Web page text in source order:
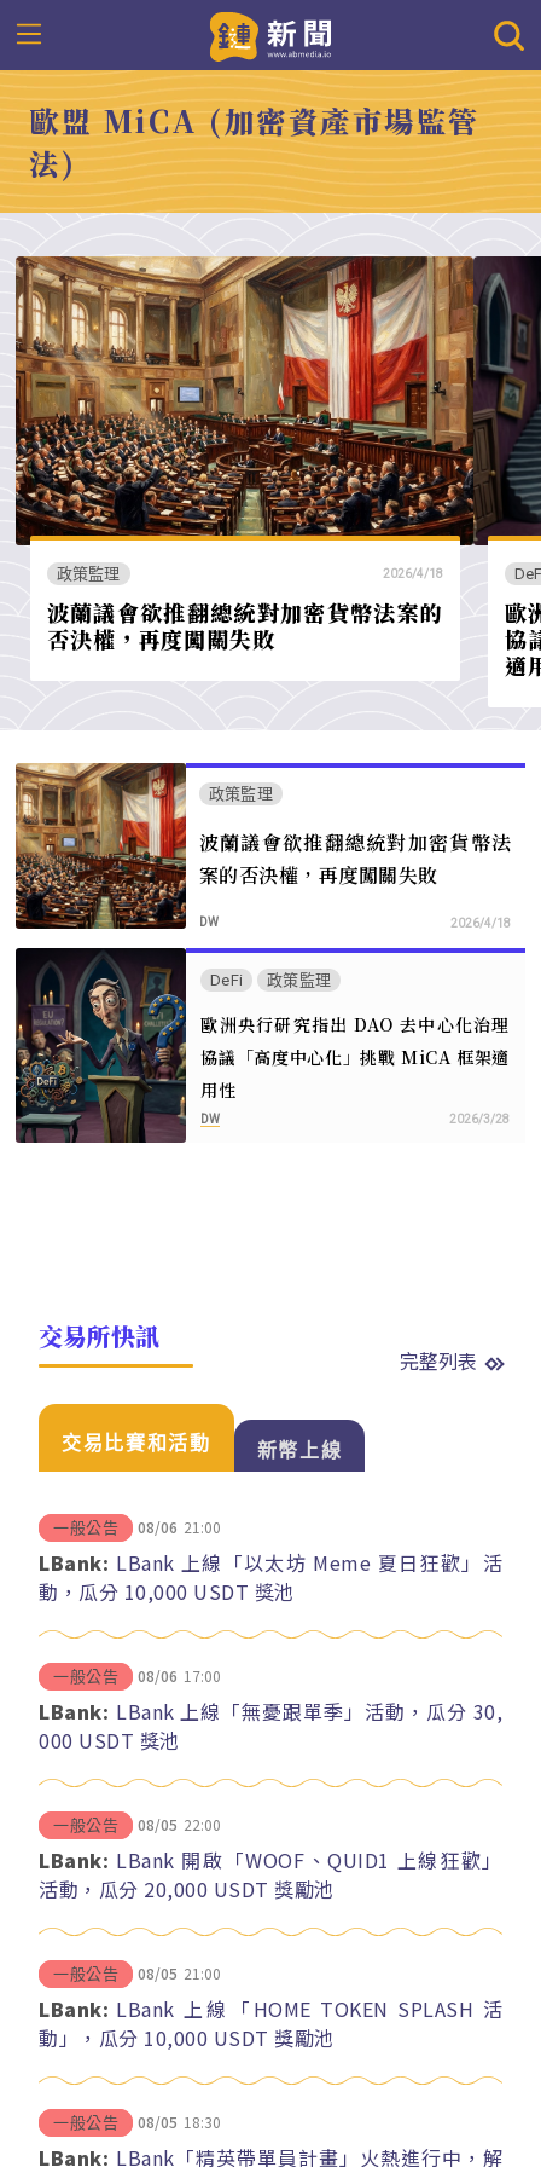
歐盟 MiCA (加密資產市場監管
法)
政策監理 2026/4/18
波蘭議會欲推翻總統對加密貨幣法案的
否決權，再度闖關失敗
歐
協
適
政策監理
波蘭議會欲推翻總統對加密貨幣法
案的否決權，再度闖關失敗
DW 2026/4/18
DeFi 政策監理
歐洲央行研究指出 DAO 去中心化治理
協議「高度中心化」挑戰 MiCA 框架適
用性
DW 2026/3/28
交易所快訊
完整列表
交易比賽和活動 新幣上線
一般公告 08/06 21:00
LBank: LBank 上線「以太坊 Meme 夏日狂歡」活
動，瓜分 10,000 USDT 獎池
一般公告 08/06 17:00
LBank: LBank 上線「無憂跟單季」活動，瓜分 30,
000 USDT 獎池
一般公告 08/05 22:00
LBank: LBank 開啟「WOOF、QUID1 上線狂歡」
活動，瓜分 20,000 USDT 獎勵池
一般公告 08/05 21:00
LBank: LBank 上線「HOME TOKEN SPLASH 活
動」，瓜分 10,000 USDT 獎勵池
一般公告 08/05 18:30
LBank: LBank「精英帶單員計畫」火熱進行中，解